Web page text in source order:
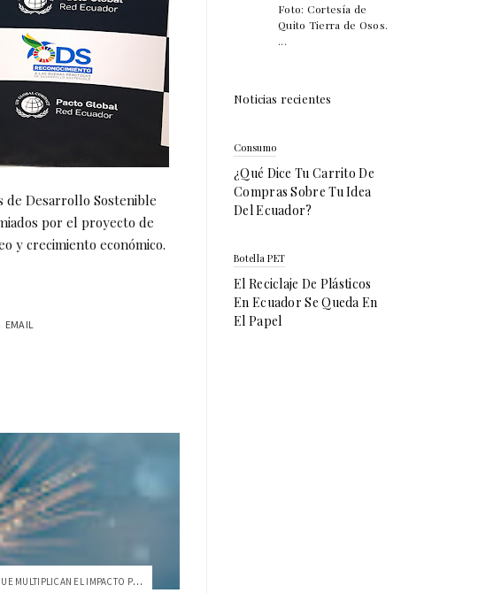
de Desarrollo Sostenible
por el proyecto de
y crecimiento económico.
EMAIL
PROYECTOS QUE MULTIPLICAN EL IMPACTO POSITIVO POR EL PLANETA
Foto: Cortesía de
Quito Tierra de Osos.
...
Noticias recientes
Consumo
¿Qué Dice Tu Carrito De
Compras Sobre Tu Idea
Del Ecuador?
Botella PET
El Reciclaje De Plásticos
En Ecuador Se Queda En
El Papel